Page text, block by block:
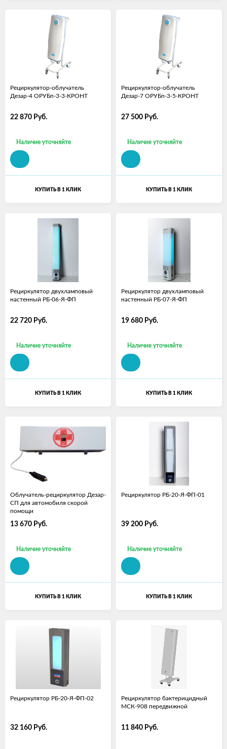
Рециркулятор-облучатель
Дезар-4 ОРУБп-3-3-КРОНТ
22 870 Руб.
Наличие уточняйте
КУПИТЬ В 1 КЛИК
Рециркулятор-облучатель
Дезар-7 ОРУБп-3-5-КРОНТ
27 500 Руб.
Наличие уточняйте
КУПИТЬ В 1 КЛИК
Рециркулятор двухламповый
настенный РБ-06-Я-ФП
22 720 Руб.
Наличие уточняйте
КУПИТЬ В 1 КЛИК
Рециркулятор двухламповый
настенный РБ-07-Я-ФП
19 680 Руб.
Наличие уточняйте
КУПИТЬ В 1 КЛИК
Облучатель-рециркулятор Дезар-
СП для автомобиля скорой
помощи
13 670 Руб.
Наличие уточняйте
КУПИТЬ В 1 КЛИК
Рециркулятор РБ-20-Я-ФП-01
39 200 Руб.
Наличие уточняйте
КУПИТЬ В 1 КЛИК
Рециркулятор РБ-20-Я-ФП-02
32 160 Руб.
Рециркулятор бактерицидный
МСК-908 передвижной
11 840 Руб.